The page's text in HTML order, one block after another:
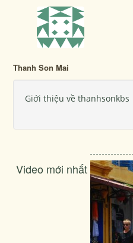
Thanh Son Mai
Giới thiệu về thanhsonkbs
Video mới nhất